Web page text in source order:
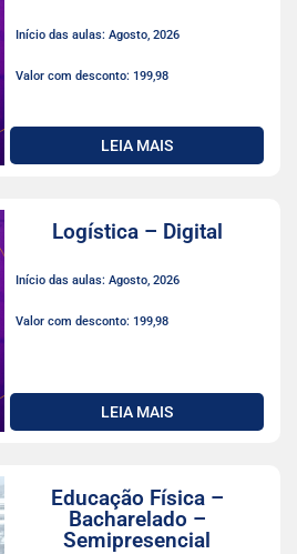
Início das aulas: Agosto, 2026
Valor com desconto: 199,98
LEIA MAIS
Logística – Digital
Início das aulas: Agosto, 2026
Valor com desconto: 199,98
LEIA MAIS
Educação Física –
Bacharelado –
Semipresencial